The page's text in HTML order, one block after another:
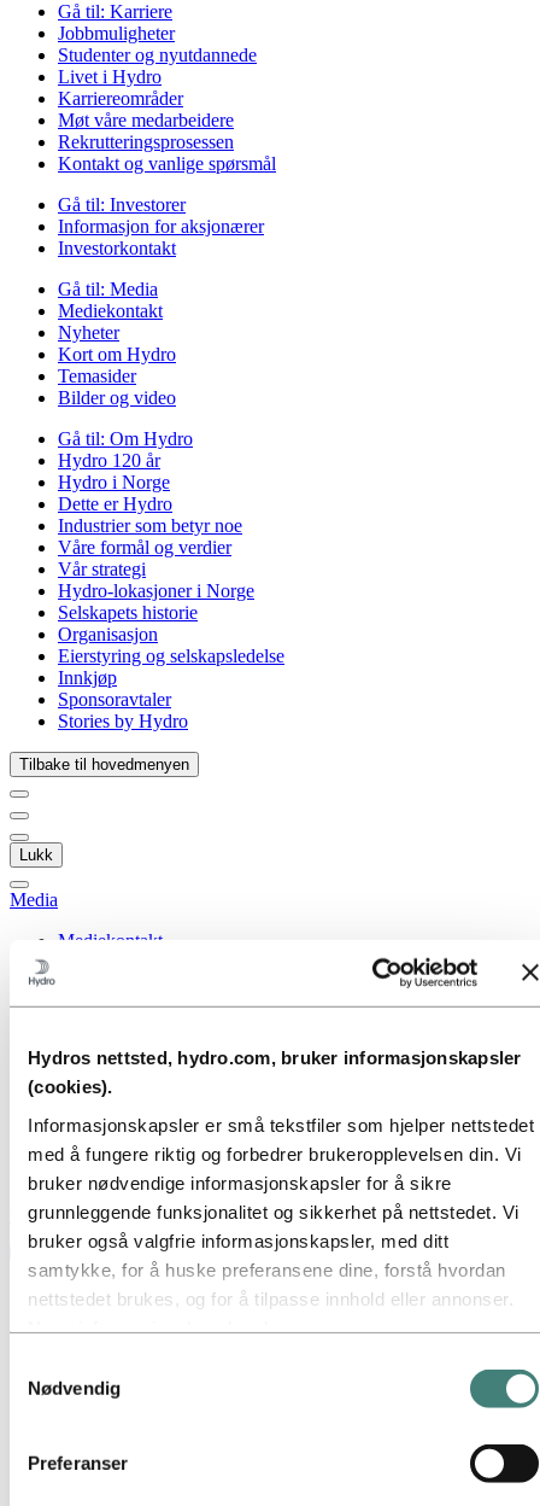
Hydros nettsted, hydro.com, bruker informasjonskapsler
(cookies).
Informasjonskapsler er små tekstfiler som hjelper nettstedet
med å fungere riktig og forbedrer brukeropplevelsen din. Vi
bruker nødvendige informasjonskapsler for å sikre
grunnleggende funksjonalitet og sikkerhet på nettstedet. Vi
bruker også valgfrie informasjonskapsler, med ditt
samtykke, for å huske preferansene dine, forstå hvordan
nettstedet brukes, og for å tilpasse innhold eller annonser.
analyse eller annonsering. Disse tredjepartene kan
nettsted med annen informasjon du har gitt dem, eller som
de har samlet inn gjennom din bruk av deres tjenester.
Nødvendig
Preferanser
Gå til: Karriere
Jobbmuligheter
Studenter og nyutdannede
Livet i Hydro
Karriereområder
Møt våre medarbeidere
Rekrutteringsprosessen
Kontakt og vanlige spørsmål
Gå til: Investorer
Informasjon for aksjonærer
Investorkontakt
Gå til: Media
Mediekontakt
Nyheter
Kort om Hydro
Temasider
Bilder og video
Gå til: Om Hydro
Hydro 120 år
Hydro i Norge
Dette er Hydro
Industrier som betyr noe
Våre formål og verdier
Vår strategi
Hydro-lokasjoner i Norge
Selskapets historie
Organisasjon
Eierstyring og selskapsledelse
Innkjøp
Sponsoravtaler
Stories by Hydro
Tilbake til hovedmenyen
Lukk
Media
Mediekontakt
Kort om Hydro
Bilder og video
Media
Nyheter
Globale nyheter Se alle nyheter på vår globale nettside